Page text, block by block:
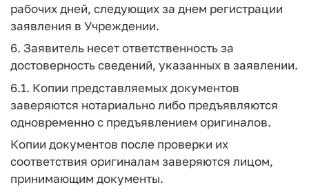
рабочих дней, следующих за днем регистрации
заявления в Учреждении.
6. Заявитель несет ответственность за
достоверность сведений, указанных в заявлении.
6.1. Копии представляемых документов
заверяются нотариально либо предъявляются
одновременно с предъявлением оригиналов.
Копии документов после проверки их
соответствия оригиналам заверяются лицом,
принимающим документы.